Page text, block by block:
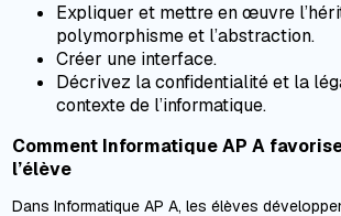
Expliquer et mettre en œuvre
polymorphisme et l’abstraction.
Créer une interface.
Décrivez la confidentialité et la
contexte de l’informatique.
Comment Informatique AP A
l’élève
Dans Informatique AP A, les élèves